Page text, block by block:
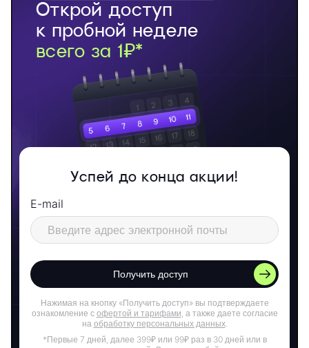
Открой доступ
к пробной неделе
всего за 1₽*
Успей до конца акции!
E-mail
Получить доступ
Нажимая на кнопку «Получить доступ» вы подтверждаете
ознакомление с офертой и тарифами , а также даете согласие
на обработку персональных данных.
*Первые 7 дней, далее 399₽ или 99₽ раз в 30 дней или в